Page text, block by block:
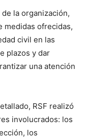
la organización,
medidas ofrecidas,
civil en las
plazos y dar
una atención
RSF realizó
involucrados: los
los